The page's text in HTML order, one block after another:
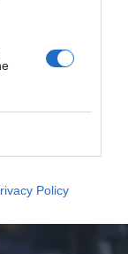
Policy
είναι
ένα σημαντικό
θα
και